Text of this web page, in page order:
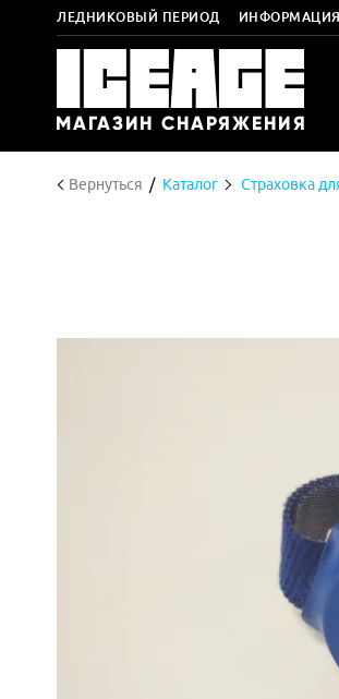
ЛЕДНИКОВЫЙ ПЕРИОД ИНФОРМАЦИЯ
Вернуться Каталог Страховка